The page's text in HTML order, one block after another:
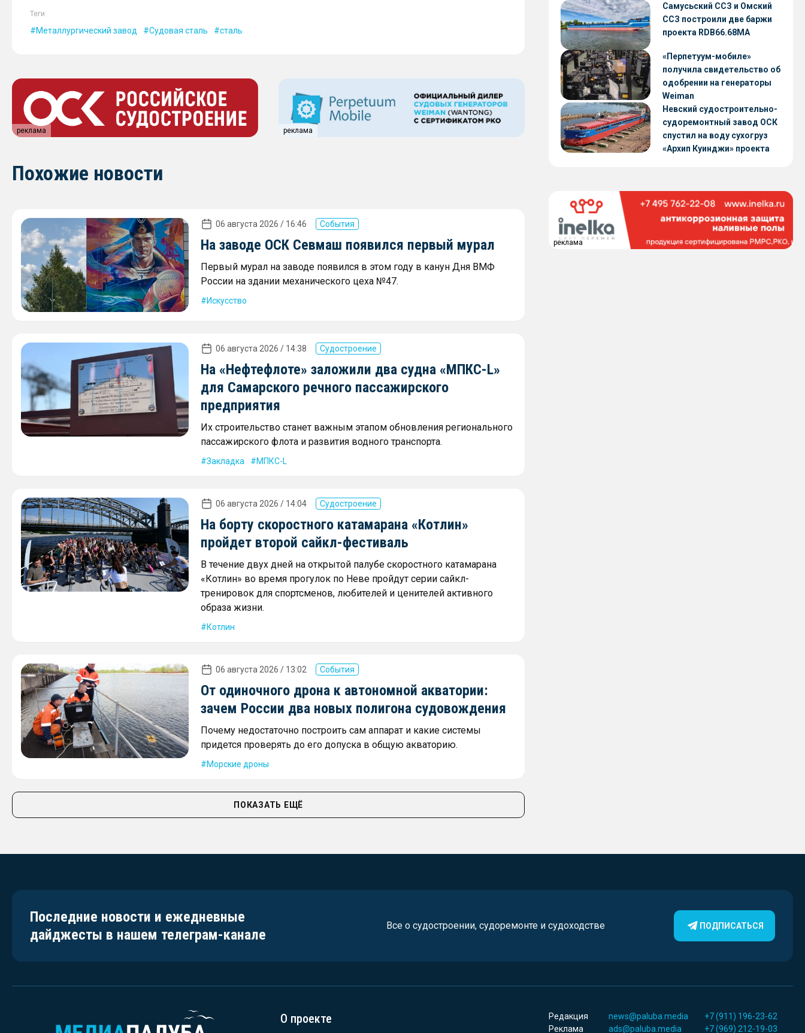
Теги
Металлургический завод Судовая сталь сталь
реклама реклама
Похожие новости
06 августа 2026 / 16:46 События
На заводе ОСК Севмаш появился первый мурал
Первый мурал на заводе появился в этом году в канун Дня ВМФ
России на здании механического цеха №47.
Искусство
06 августа 2026 / 14:38 Судостроение
На «Нефтефлоте» заложили два судна «МПКС-L»
для Самарского речного пассажирского
предприятия
Их строительство станет важным этапом обновления регионального
пассажирского флота и развития водного транспорта.
Закладка МПКС-L
06 августа 2026 / 14:04 Судостроение
На борту скоростного катамарана «Котлин»
пройдет второй сайкл-фестиваль
В течение двух дней на открытой палубе скоростного катамарана
«Котлин» во время прогулок по Неве пройдут серии сайкл-
тренировок для спортсменов, любителей и ценителей активного
образа жизни.
Котлин
06 августа 2026 / 13:02 События
От одиночного дрона к автономной акватории:
зачем России два новых полигона судовождения
Почему недостаточно построить сам аппарат и какие системы
придется проверять до его допуска в общую акваторию.
Морские дроны
ПОКАЗАТЬ ЕЩЁ
Самусьский ССЗ и Омский
ССЗ построили две баржи
проекта RDB66.68МА
«Перпетуум-мобиле»
получила свидетельство об
одобрении на генераторы
Weiman
Невский судостроительно-
судоремонтный завод ОСК
спустил на воду сухогруз
«Архип Куинджи» проекта
реклама
Последние новости и ежедневные
дайджесты в нашем телеграм-канале
Все о судостроении, судоремонте и судоходстве ПОДПИСАТЬСЯ
О проекте Редакция news@paluba.media
+7 (911) 196-23-62
Реклама
ads@paluba.media +7 (969) 212-19-03